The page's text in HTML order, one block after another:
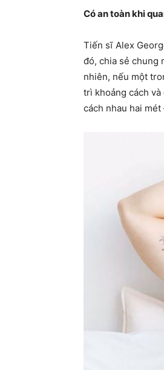
Có an toàn khi
Tiến sĩ Alex
đó, chia sẻ chung
nhiên, nếu một
trì khoảng cách
cách nhau hai